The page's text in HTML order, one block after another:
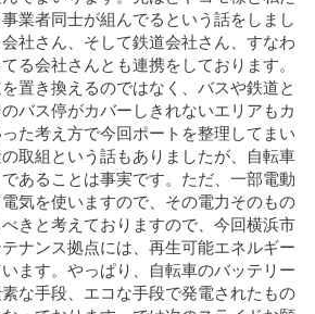
業者同士が組んでるという話をしまし
社さん、そして鉄道会社さん、すなわ
る会社さんとも連携をしております。
置き換えるのではなく、バスや鉄道と
バス停がカバーしきれないエリアもカ
た考え方で今回ポートを整理してまい
取組という話もありましたが、自転車
あることは事実です。ただ、一部電動
気を使いますので、その電力そのもの
きと考えておりますので、今回横浜市
ナンス拠点には、再生可能エネルギー
ます。やっぱり、自転車のバッテリー
な手段、エコな手段で発電されたもの